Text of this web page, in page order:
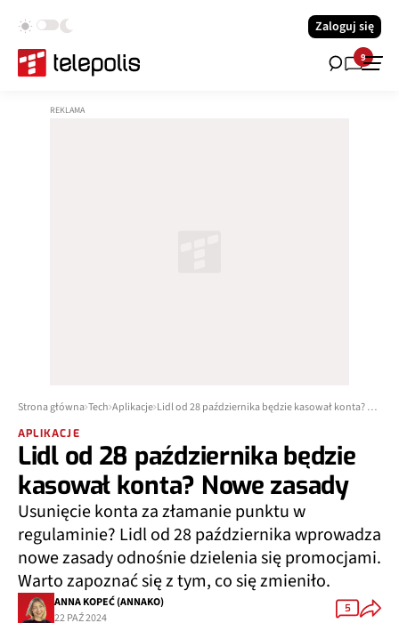
Zaloguj się
9
Strona główna Tech Aplikacje
APLIKACJE
Lidl od 28 października będzie
kasował konta? Nowe zasady
Usunięcie konta za złamanie punktu w
regulaminie? Lidl od 28 października wprowadza
nowe zasady odnośnie dzielenia się promocjami.
Warto zapoznać się z tym, co się zmieniło.
ANNA KOPEĆ (ANNAKO)
22 PAŹ 2024
5